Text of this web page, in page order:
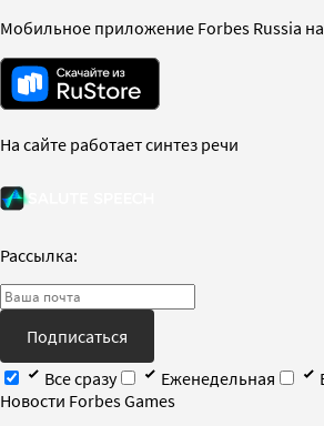
Мобильное приложение Forbes Russia
На сайте работает синтез речи
Рассылка:
Подписаться
Все сразу
Еженедельная
Новости Forbes Games